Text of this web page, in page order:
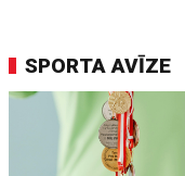
SPORTA AVĪZE